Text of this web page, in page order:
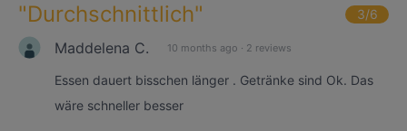
"Durchschnittlich" 3/6
Maddelena C. 10 months ago · 2 reviews
Essen dauert bisschen länger . Getränke sind Ok. Das
wäre schneller besser